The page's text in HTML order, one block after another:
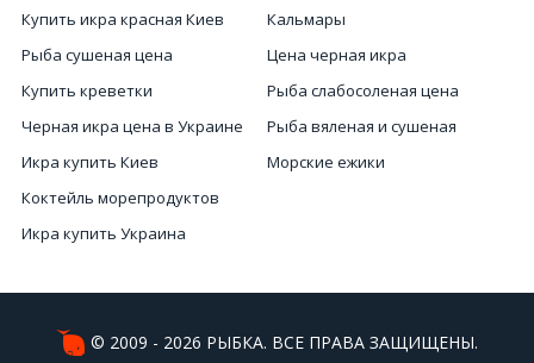
Купить икра красная Киев
Рыба сушеная цена
Купить креветки
Черная икра цена в Украине
Икра купить Киев
Кальмары
Цена черная икра
Рыба слабосоленая цена
Рыба вяленая и сушеная
Морские ежики
Коктейль морепродуктов
Икра купить Украина
Цена черной икры в Киеве
© 2009 - 2026 РЫБКА. ВСЕ ПРАВА ЗАЩИЩЕНЫ.